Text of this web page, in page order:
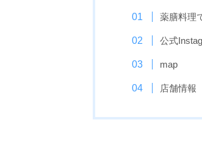
薬膳料理
公式
map
店舗情報